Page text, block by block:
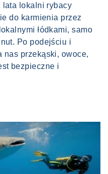
lata lokalni rybacy
do karmienia przez
łódkami, samo
Po podejściu i
nas przekąski, owoce,
bezpieczne i